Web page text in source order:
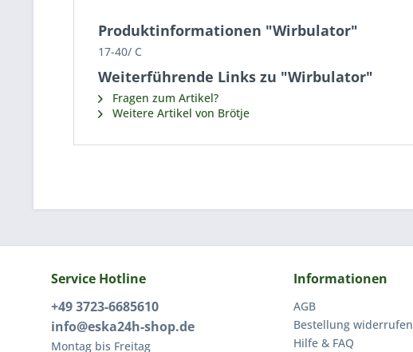
Produktinformationen "Wirbulator"
17-40/ C
Weiterführende Links zu "Wirbulator"
Fragen zum Artikel?
Weitere Artikel von Brötje
Service Hotline
+49 3723-6685610
info@eska24h-shop.de
Montag bis Freitag
Informationen
AGB
Bestellung widerrufen
Hilfe & FAQ